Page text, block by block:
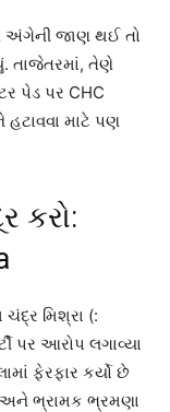
અંગેની જાણ થઈ તો
તાજેતરમાં, તેણે
પેડ પર CHC
હટાવવા માટે પણ
કરો:
મિશ્રા (:
પર આરોપ લગાવ્યા
ફેરફાર કર્યો છે
અને ભ્રામક ભ્રમણા